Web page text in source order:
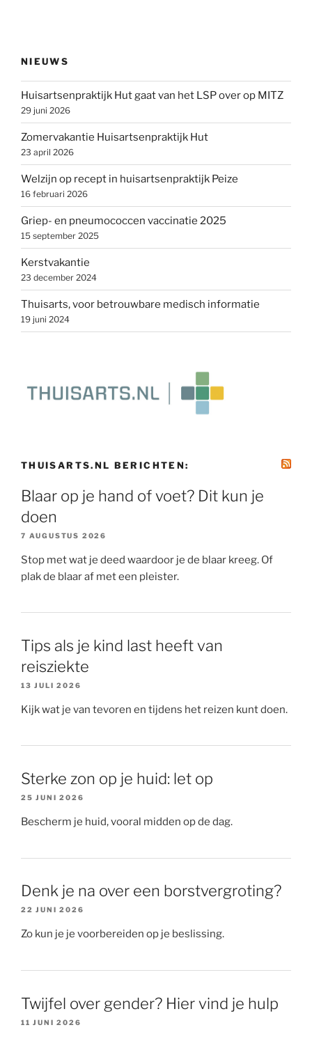
NIEUWS
Huisartsenpraktijk Hut gaat van het LSP over op MITZ
29 juni 2026
Zomervakantie Huisartsenpraktijk Hut
23 april 2026
Welzijn op recept in huisartsenpraktijk Peize
16 februari 2026
Griep- en pneumococcen vaccinatie 2025
15 september 2025
Kerstvakantie
23 december 2024
Thuisarts, voor betrouwbare medisch informatie
19 juni 2024
THUISARTS.NL BERICHTEN:
Blaar op je hand of voet? Dit kun je
doen
7 AUGUSTUS 2026
Stop met wat je deed waardoor je de blaar kreeg. Of
plak de blaar af met een pleister.
Tips als je kind last heeft van
reisziekte
13 JULI 2026
Kijk wat je van tevoren en tijdens het reizen kunt doen.
Sterke zon op je huid: let op
25 JUNI 2026
Bescherm je huid, vooral midden op de dag.
Denk je na over een borstvergroting?
22 JUNI 2026
Zo kun je je voorbereiden op je beslissing.
Twijfel over gender? Hier vind je hulp
11 JUNI 2026